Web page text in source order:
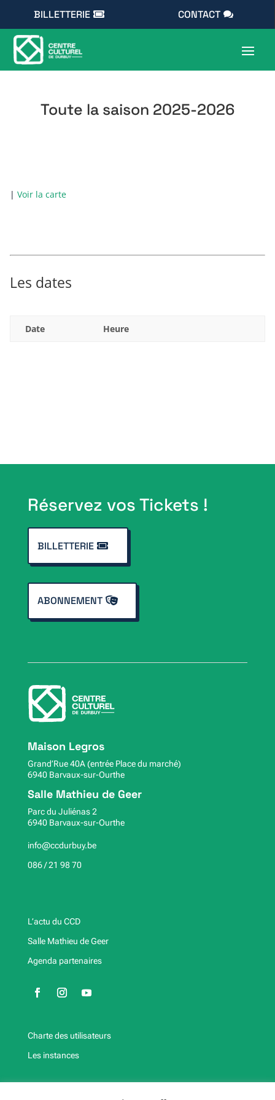
BILLETTERIE CONTACT
Toute la saison 2025-2026
| Voir la carte
Les dates
Date Heure
Réservez vos Tickets !
BILLETTERIE
ABONNEMENT
Maison Legros
Grand’Rue 40A (entrée Place du marché)
6940 Barvaux-sur-Ourthe
Salle Mathieu de Geer
Parc du Juliénas 2
6940 Barvaux-sur-Ourthe
info@ccdurbuy.be
086 / 21 98 70
L’actu du CCD
Salle Mathieu de Geer
Agenda partenaires
Charte des utilisateurs
Les instances